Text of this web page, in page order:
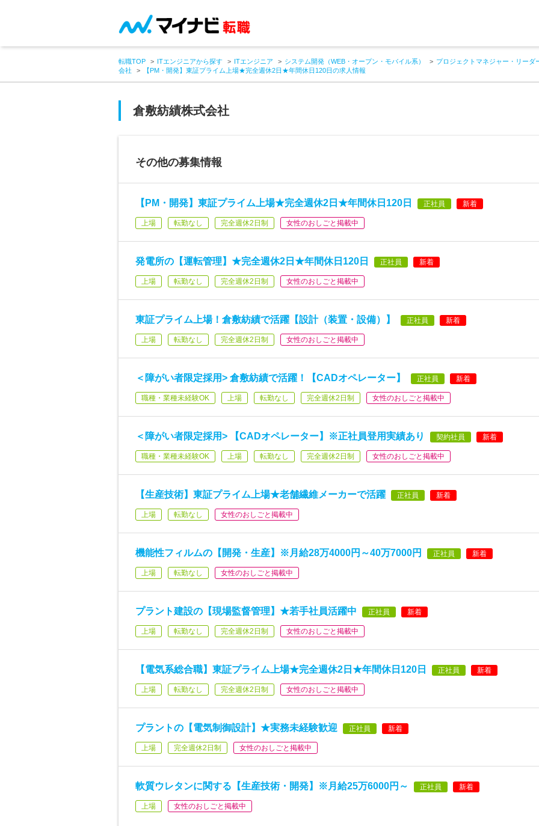
転職TOP ITエンジニアから探す ITエンジニア システム開発（WEB・オープン・モバイル系） プロジェクトマネジャー・リーダ
会社
【PM・開発】東証プライム上場★完全週休2日★年間休日120日の求人情報
倉敷紡績株式会社
その他の募集情報
【PM・開発】東証プライム上場★完全週休2日★年間休日120日 正社員 新着
上場 転勤なし 完全週休2日制 女性のおしごと掲載中
発電所の【運転管理】★完全週休2日★年間休日120日 正社員 新着
上場 転勤なし 完全週休2日制 女性のおしごと掲載中
東証プライム上場！倉敷紡績で活躍【設計（装置・設備）】 正社員 新着
上場 転勤なし 完全週休2日制 女性のおしごと掲載中
＜障がい者限定採用> 倉敷紡績で活躍！【CADオペレーター】 正社員 新着
職種・業種未経験OK 上場 転勤なし 完全週休2日制 女性のおしごと掲載中
＜障がい者限定採用> 【CADオペレーター】※正社員登用実績あり 契約社員 新着
職種・業種未経験OK 上場 転勤なし 完全週休2日制 女性のおしごと掲載中
【生産技術】東証プライム上場★老舗繊維メーカーで活躍 正社員 新着
上場 転勤なし 女性のおしごと掲載中
機能性フィルムの【開発・生産】※月給28万4000円～40万7000円 正社員 新着
上場 転勤なし 女性のおしごと掲載中
プラント建設の【現場監督管理】★若手社員活躍中 正社員 新着
上場 転勤なし 完全週休2日制 女性のおしごと掲載中
【電気系総合職】東証プライム上場★完全週休2日★年間休日120日 正社員 新着
上場 転勤なし 完全週休2日制 女性のおしごと掲載中
プラントの【電気制御設計】★実務未経験歓迎 正社員 新着
上場 完全週休2日制 女性のおしごと掲載中
軟質ウレタンに関する【生産技術・開発】※月給25万6000円～ 正社員 新着
上場 女性のおしごと掲載中